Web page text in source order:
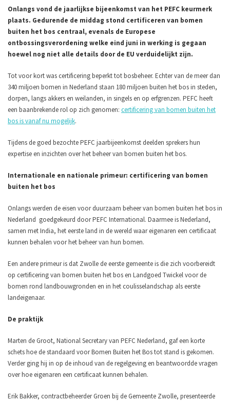
Onlangs vond de jaarlijkse bijeenkomst van het PEFC keurmerk
plaats. Gedurende de middag stond certificeren van bomen
buiten het bos centraal, evenals de Europese
ontbossingsverordening welke eind juni in werking is gegaan
hoewel nog niet alle details door de EU verduidelijkt zijn.
Tot voor kort was certificering beperkt tot bosbeheer. Echter van de meer dan
340 miljoen bomen in Nederland staan 180 miljoen buiten het bos in steden,
dorpen, langs akkers en weilanden, in singels en op erfgrenzen. PEFC heeft
een baanbrekende rol op zich genomen: certificering van bomen buiten het
bos is vanaf nu mogelijk.
Tijdens de goed bezochte PEFC jaarbijeenkomst deelden sprekers hun
expertise en inzichten over het beheer van bomen buiten het bos.
Internationale en nationale primeur: certificering van bomen
buiten het bos
Onlangs werden de eisen voor duurzaam beheer van bomen buiten het bos in
Nederland goedgekeurd door PEFC International. Daarmee is Nederland,
samen met India, het eerste land in de wereld waar eigenaren een certificaat
kunnen behalen voor het beheer van hun bomen.
Een andere primeur is dat Zwolle de eerste gemeente is die zich voorbereidt
op certificering van bomen buiten het bos en Landgoed Twickel voor de
bomen rond landbouwgronden en in het coulisselandschap als eerste
landeigenaar.
De praktijk
Marten de Groot, National Secretary van PEFC Nederland, gaf een korte
schets hoe de standaard voor Bomen Buiten het Bos tot stand is gekomen.
Verder ging hij in op de inhoud van de regelgeving en beantwoordde vragen
over hoe eigenaren een certificaat kunnen behalen.
Erik Bakker, contractbeheerder Groen bij de Gemeente Zwolle, presenteerde